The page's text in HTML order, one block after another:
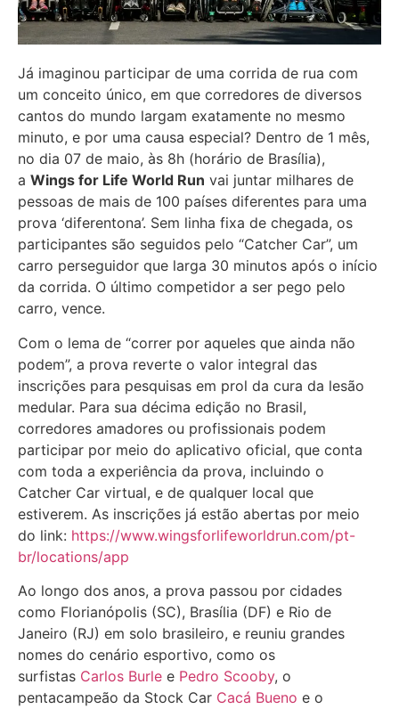
Já imaginou participar de uma corrida de rua com
um conceito único, em que corredores de diversos
cantos do mundo largam exatamente no mesmo
minuto, e por uma causa especial? Dentro de 1 mês,
no dia 07 de maio, às 8h (horário de Brasília),
a Wings for Life World Run vai juntar milhares de
pessoas de mais de 100 países diferentes para uma
prova ‘diferentona’. Sem linha fixa de chegada, os
participantes são seguidos pelo “Catcher Car”, um
carro perseguidor que larga 30 minutos após o início
da corrida. O último competidor a ser pego pelo
carro, vence.
Com o lema de “correr por aqueles que ainda não
podem”, a prova reverte o valor integral das
inscrições para pesquisas em prol da cura da lesão
medular. Para sua décima edição no Brasil,
corredores amadores ou profissionais podem
participar por meio do aplicativo oficial, que conta
com toda a experiência da prova, incluindo o
Catcher Car virtual, e de qualquer local que
estiverem. As inscrições já estão abertas por meio
do link: https://www.wingsforlifeworldrun.com/pt-
br/locations/app
Ao longo dos anos, a prova passou por cidades
como Florianópolis (SC), Brasília (DF) e Rio de
Janeiro (RJ) em solo brasileiro, e reuniu grandes
nomes do cenário esportivo, como os
surfistas Carlos Burle e Pedro Scooby, o
pentacampeão da Stock Car Cacá Bueno e o